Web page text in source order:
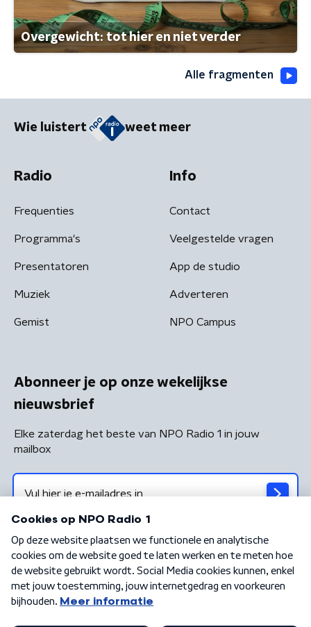
Overgewicht: tot hier en niet verder
Alle fragmenten
Wie luistert weet meer
Radio
Frequenties
Programma's
Presentatoren
Muziek
Gemist
Info
Contact
Veelgestelde vragen
App de studio
Adverteren
NPO Campus
Abonneer je op onze wekelijkse
nieuwsbrief
Elke zaterdag het beste van NPO Radio 1 in jouw
mailbox
Algemene voorwaarden